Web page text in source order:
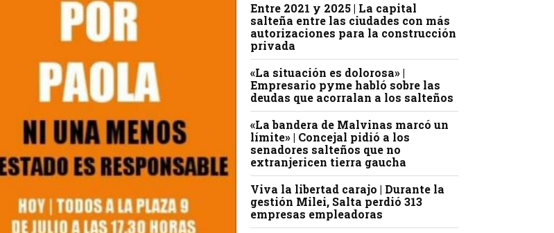
Entre 2021 y 2025 | La capital
salteña entre las ciudades con más
autorizaciones para la construcción
privada
«La situación es dolorosa» |
Empresario pyme habló sobre las
deudas que acorralan a los salteños
«La bandera de Malvinas marcó un
límite» | Concejal pidió a los
senadores salteños que no
extranjericen tierra gaucha
Viva la libertad carajo | Durante la
gestión Milei, Salta perdió 313
empresas empleadoras